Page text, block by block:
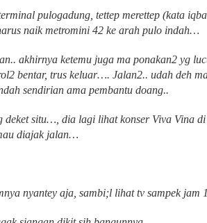
pulogadung, tettep merettep (kata
naik metromini 42 ke arah pulo indah…
akhirnya ketemu juga ma ponakan2 yg
bentar, trus keluar…. Jalan2.. udah deh
sendirian ama pembantu doang..
deket situ…, dia lagi lihat konser Viva Vina
diajak jalan…
nyantey aja, sambi;l lihat tv sampek jam